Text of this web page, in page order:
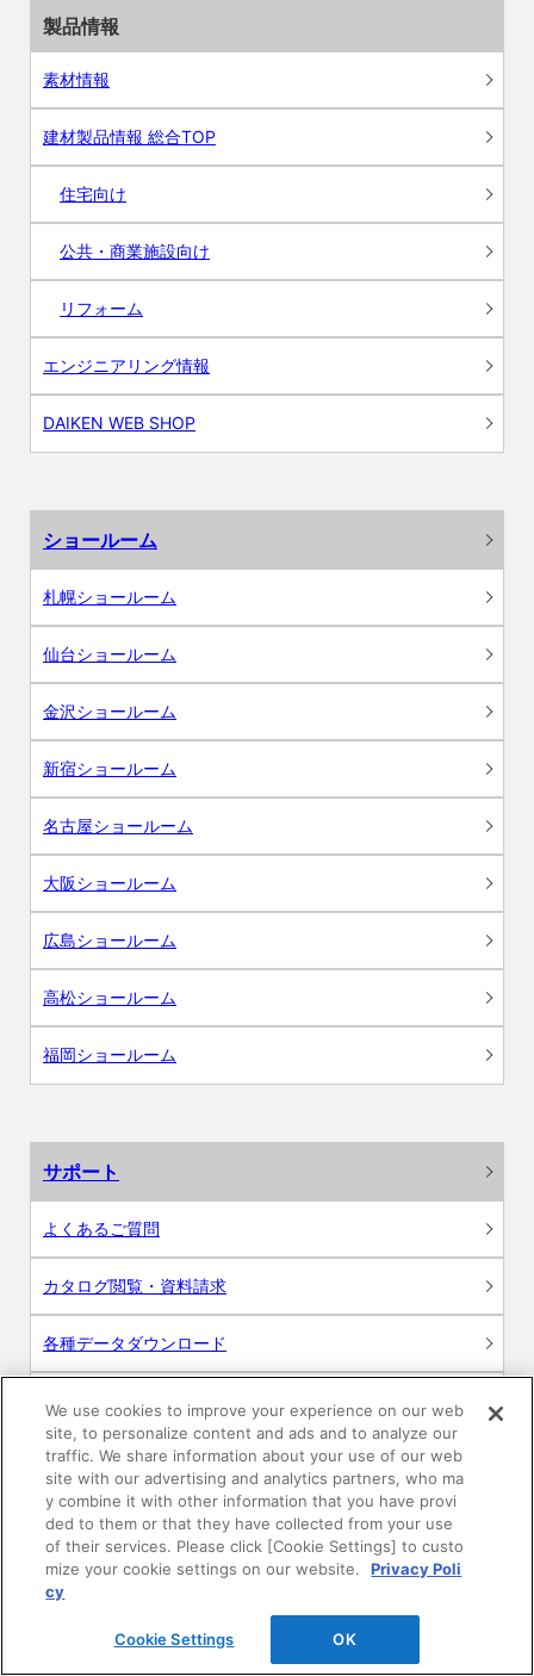
製品情報
素材情報
建材製品情報 総合TOP
住宅向け
公共・商業施設向け
リフォーム
エンジニアリング情報
DAIKEN WEB SHOP
ショールーム
札幌ショールーム
仙台ショールーム
金沢ショールーム
新宿ショールーム
名古屋ショールーム
大阪ショールーム
広島ショールーム
高松ショールーム
福岡ショールーム
サポート
よくあるご質問
カタログ閲覧・資料請求
各種データダウンロード
WEB見積・各種シミュレーション
交換用部品の購入
修理・点検
お問い合わせ
We use cookies to improve your experience on our web
site, to personalize content and ads and to analyze our
traffic. We share information about your use of our web
site with our advertising and analytics partners, who ma
y combine it with other information that you have provi
ded to them or that they have collected from your use
of their services. Please click [Cookie Settings] to custo
mize your cookie settings on our website.
Privacy Poli
cy
Cookie Settings OK